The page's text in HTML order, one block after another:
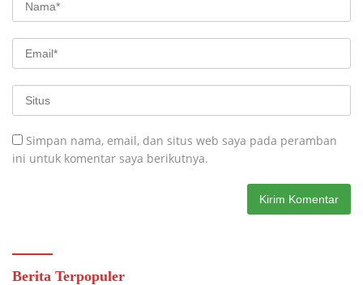
Simpan nama, email, dan situs web saya pada peramban
ini untuk komentar saya berikutnya.
Berita Terpopuler